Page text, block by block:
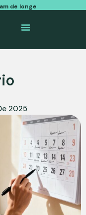
de longe
2025